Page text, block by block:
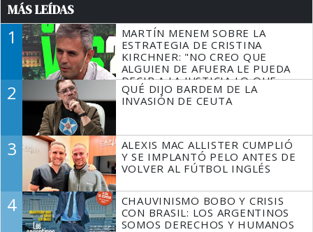
MÁS LEÍDAS
1
MARTÍN MENEM SOBRE LA
ESTRATEGIA DE CRISTINA
KIRCHNER: "NO CREO QUE
ALGUIEN DE AFUERA LE PUEDA
DECIR A LA JUSTICIA LO QUE
TIENE QUE HACER"
2
QUÉ DIJO BARDEM DE LA
INVASIÓN DE CEUTA
3
ALEXIS MAC ALLISTER CUMPLIÓ
Y SE IMPLANTÓ PELO ANTES DE
VOLVER AL FÚTBOL INGLÉS
4
CHAUVINISMO BOBO Y CRISIS
CON BRASIL: LOS ARGENTINOS
SOMOS DERECHOS Y HUMANOS